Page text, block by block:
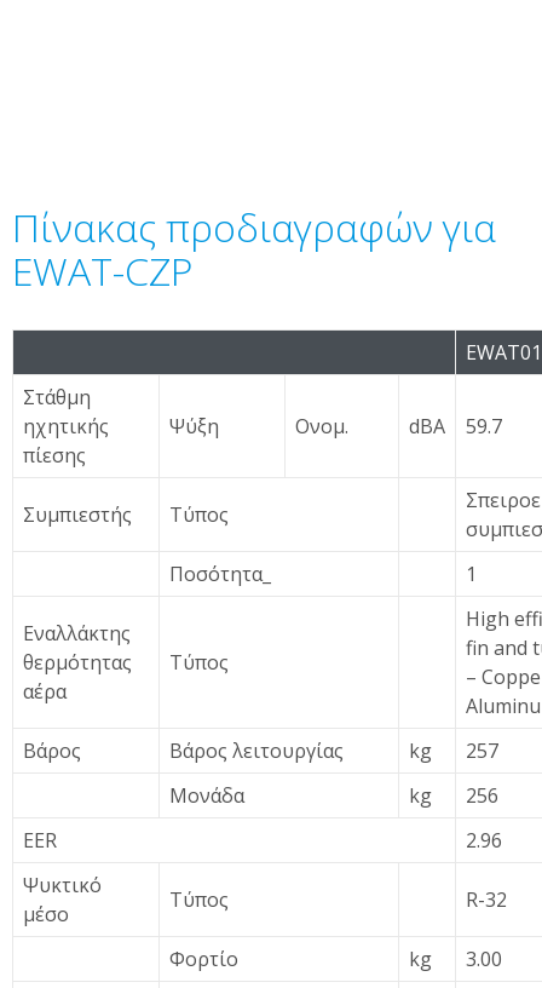
Πίνακας προδιαγραφών για
EWAT-CZP
Στάθμη
ηχητικής
πίεσης
Ψύξη Ονομ. dBA 59.7
Συμπιεστής Τύπος
Ποσότητα_
1
Εναλλάκτης
θερμότητας
αέρα
Τύπος
High
fin and
–
Βάρος
Βάρος λειτουργίας kg
257
Μονάδα
kg
256
EER
2.96
Ψυκτικό
μέσο
Τύπος R-32
Φορτίο kg
3.00